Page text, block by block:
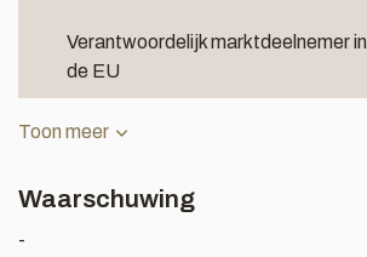
Verantwoordelijk marktdeelnemer in
de EU
Toon meer
Waarschuwing
-